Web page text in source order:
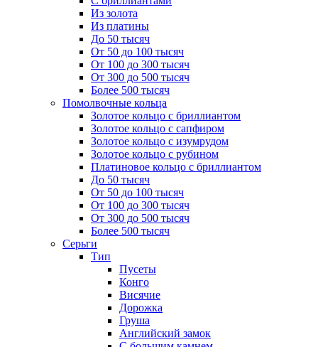
Из золота
Из платины
До 50 тысяч
От 50 до 100 тысяч
От 100 до 300 тысяч
От 300 до 500 тысяч
Более 500 тысяч
Помолвочные кольца
Золотое кольцо с бриллиантом
Золотое кольцо с сапфиром
Золотое кольцо с изумрудом
Золотое кольцо с рубином
Платиновое кольцо с бриллиантом
До 50 тысяч
От 50 до 100 тысяч
От 100 до 300 тысяч
От 300 до 500 тысяч
Более 500 тысяч
Серьги
Тип
Пусеты
Конго
Висячие
Дорожка
Груша
Английский замок